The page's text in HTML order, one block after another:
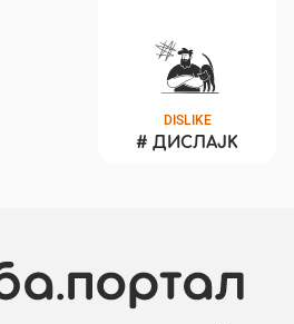
DISLIKE
# ДИСЛАЈК